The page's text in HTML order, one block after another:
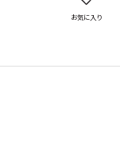
お気に入り